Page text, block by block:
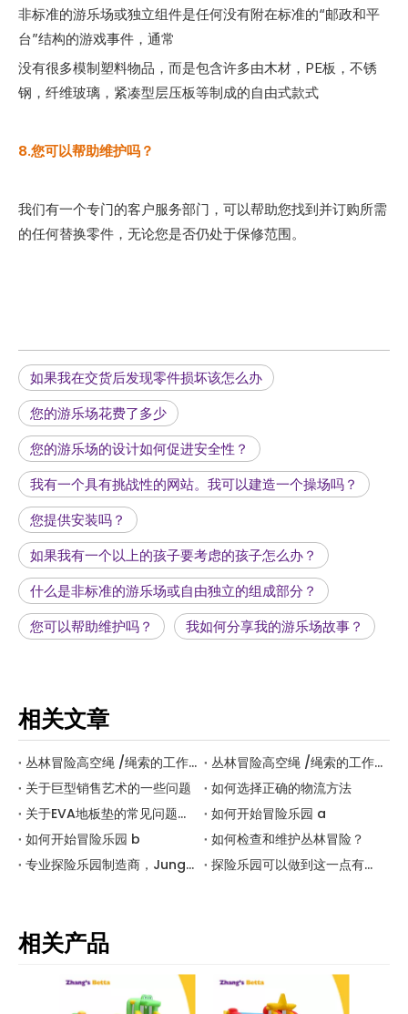
非标准的游乐场或独立组件是任何没有附在标准的“邮政和平
台”结构的游戏事件，通常
没有很多模制塑料物品，而是包含许多由木材，PE板，不锈
钢，纤维玻璃，紧凑型层压板等制成的自由式款式
8.您可以帮助维护吗？
我们有一个专门的客户服务部门，可以帮助您找到并订购所需
的任何替换零件，无论您是否仍处于保修范围。
如果我在交货后发现零件损坏该怎么办
您的游乐场花费了多少
您的游乐场的设计如何促进安全性？
我有一个具有挑战性的网站。我可以建造一个操场吗？
您提供安装吗？
如果我有一个以上的孩子要考虑的孩子怎么办？
什么是非标准的游乐场或自由独立的组成部分？
您可以帮助维护吗？ 我如何分享我的游乐场故事？
相关文章
丛林冒险高空绳 /绳索的工作原理是什么？ b
丛林冒险高空绳 /绳索的工作原理是什么？一个
关于巨型销售艺术的一些问题
如何选择正确的物流方法
关于EVA地板垫的常见问题解答
如何开始冒险乐园 a
如何开始冒险乐园 b
如何检查和维护丛林冒险？
专业探险乐园制造商，Jungle Adventure Jump Project Project Builder- 口袋屋勘探技术
探险乐园可以做到这一点有多惊人？
相关产品